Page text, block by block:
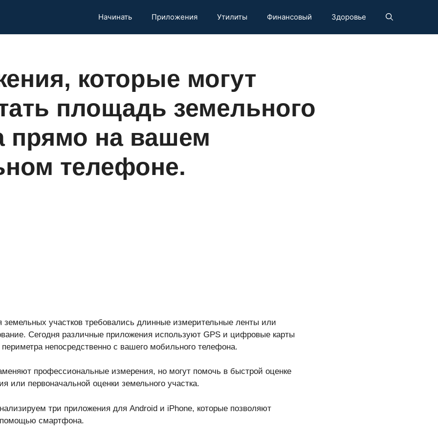
Начинать Приложения Утилиты Финансовый Здоровье
которые могут
площадь земельного
прямо на вашем
телефоне.
участков требовались длинные измерительные ленты или
Сегодня различные приложения используют GPS и цифровые карты
непосредственно с вашего мобильного телефона.
профессиональные измерения, но могут помочь в быстрой оценке
или первоначальной оценки земельного участка.
три приложения для Android и iPhone, которые позволяют
смартфона.